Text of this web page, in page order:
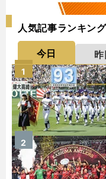
人気記事ランキング
今日 昨
1
2